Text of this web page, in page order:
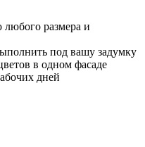
любого размера и
под вашу задумку
в одном фасаде
дней